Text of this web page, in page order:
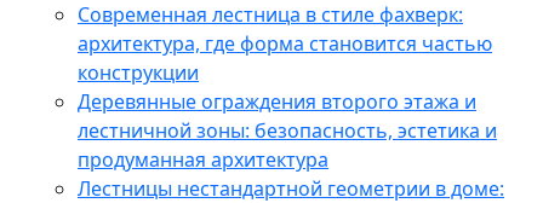
Современная лестница в стиле фахверк:
архитектура, где форма становится частью
конструкции
Деревянные ограждения второго этажа и
лестничной зоны: безопасность, эстетика и
продуманная архитектура
Лестницы нестандартной геометрии в доме: